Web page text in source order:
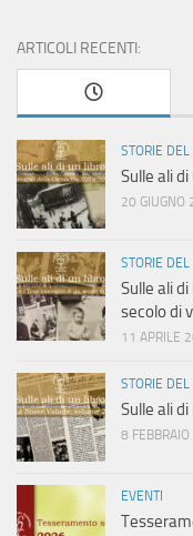
ARTICOLI RECENTI:
STORIE DEL
Sulle ali
20 GIUGNO
STORIE DEL
Sulle ali
secolo di
11 APRILE
STORIE DEL
Sulle ali
8
EVENTI